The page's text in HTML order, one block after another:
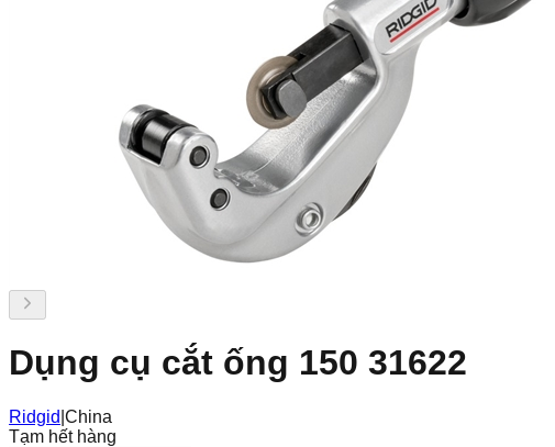
Dụng cụ cắt ống 150 31622
Ridgid China
Tạm hết hàng